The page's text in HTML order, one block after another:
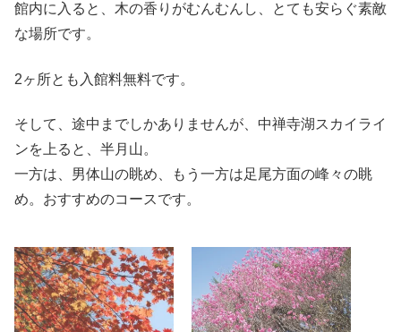
館内に入ると、木の香りがむんむんし、とても安らぐ素敵
な場所です。
2ヶ所とも入館料無料です。
そして、途中までしかありませんが、中禅寺湖スカイライ
ンを上ると、半月山。
一方は、男体山の眺め、もう一方は足尾方面の峰々の眺
め。おすすめのコースです。